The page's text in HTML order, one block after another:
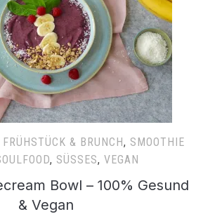
FRÜHSTÜCK & BRUNCH, SMOOTHIE
, SÜSSES , VEGAN
Bowl – 100% Gesund
& Vegan